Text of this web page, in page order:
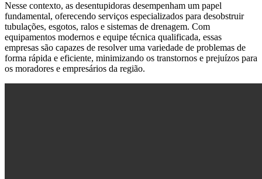
Nesse contexto, as desentupidoras desempenham um papel
fundamental, oferecendo serviços especializados para desobstruir
tubulações, esgotos, ralos e sistemas de drenagem. Com
equipamentos modernos e equipe técnica qualificada, essas
empresas são capazes de resolver uma variedade de problemas de
forma rápida e eficiente, minimizando os transtornos e prejuízos para
os moradores e empresários da região.